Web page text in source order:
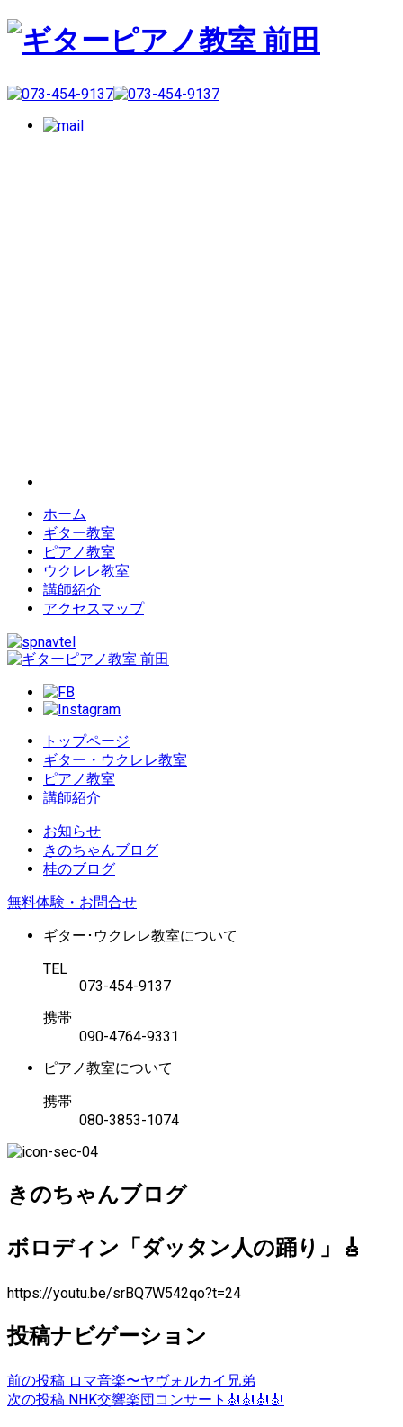
ホーム
ギター教室
ピアノ教室
ウクレレ教室
講師紹介
アクセスマップ
トップページ
ギター・ウクレレ教室
ピアノ教室
講師紹介
お知らせ
きのちゃんブログ
桂のブログ
無料体験・お問合せ
ギター･ウクレレ教室について
TEL
073-454-9137
携帯
090-4764-9331
ピアノ教室について
携帯
080-3853-1074
きのちゃんブログ
ボロディン「ダッタン人の踊り」🎸
https://youtu.be/srBQ7W542qo?t=24
投稿ナビゲーション
前の投稿 ロマ音楽〜ヤヴォルカイ兄弟
次の投稿 NHK交響楽団コンサート🎻🎻🎻🎻